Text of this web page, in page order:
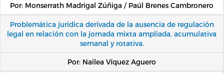
Por: Monserrath Madrigal Zúñiga / Paúl Brenes Cambronero
Problemática jurídica derivada de la ausencia de regulación
legal en relación con la jornada mixta ampliada, acumulativa
semanal y rotativa.
Por: Nailea Víquez Aguero